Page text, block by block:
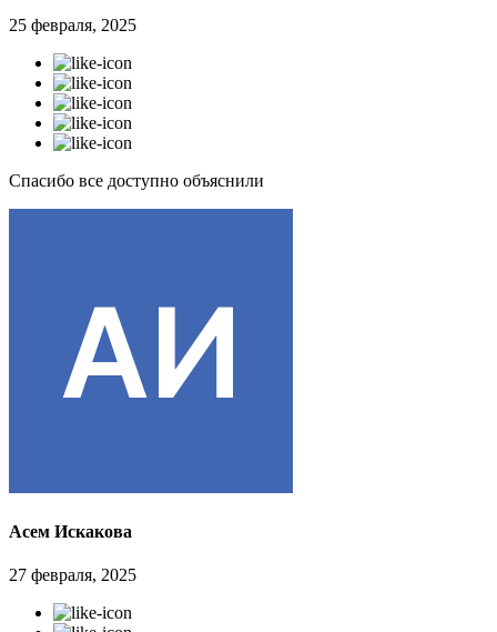
25 февраля, 2025
Спасибо все доступно объяснили
Асем Искакова
27 февраля, 2025